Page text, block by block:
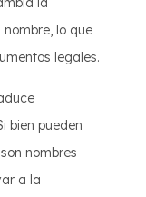
lo que
legales.
bien pueden
nombres
a la